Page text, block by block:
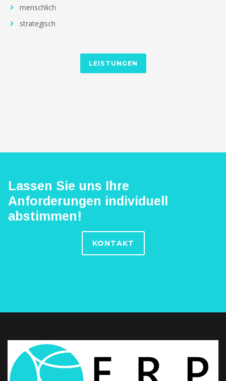
menschlich
strategisch
LEISTUNGEN
Lassen Sie uns Ihre
Anforderungen individuell
abstimmen!
KONTAKT